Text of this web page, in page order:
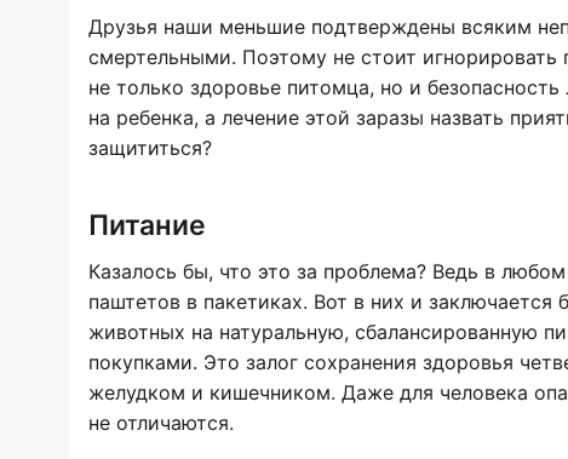
Друзья наши меньшие подтверждены всяким
смертельными. Поэтому не стоит игнорировать
не только здоровье питомца, но и
на ребенка, а лечение этой заразы назвать
защититься?
Питание
Казалось бы, что это за проблема? Ведь в
паштетов в пакетиках. Вот в них и
животных на натуральную, сбалансированную
покупками. Это залог сохранения здоровья
желудком и кишечником. Даже для человека
не отличаются.